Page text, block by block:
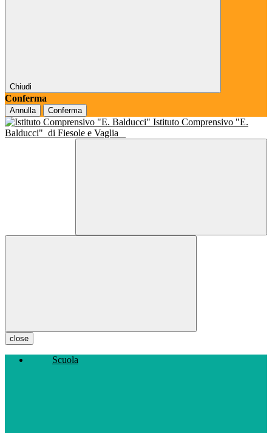
Chiudi
Conferma
Annulla Conferma
Istituto Comprensivo "E.
Balducci" di Fiesole e Vaglia
close
Scuola